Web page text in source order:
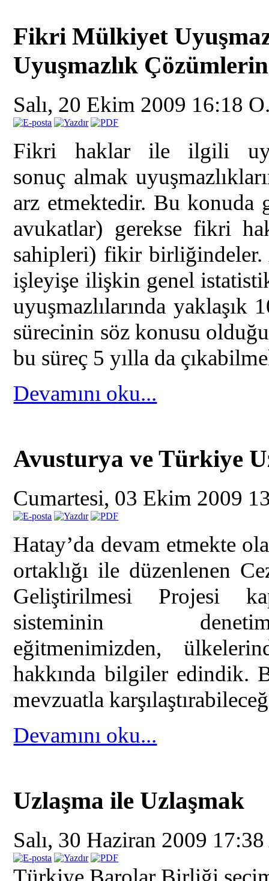
Fikri Mülkiyet
Uyuşmazlık
Salı, 20 Ekim 2009 16:18
Fikri haklar ile ilgili
sonuç almak
arz etmektedir. Bu konuda
avukatlar) gerekse fikri
sahipleri) fikir
işleyişe ilişkin genel
uyuşmazlılarında yaklaşık
sürecinin söz konusu
bu süreç 5 yılla da
Devamını oku...
Avusturya ve Türkiye
Cumartesi, 03 Ekim 2009
Hatay’da devam etmekte
ortaklığı ile düzenlenen
Geliştirilmesi Projesi
sisteminin
eğitmenimizden,
hakkında bilgiler edindik.
mevzuatla
Devamını oku...
Uzlaşma ile Uzlaşmak
Salı, 30 Haziran 2009 17:38